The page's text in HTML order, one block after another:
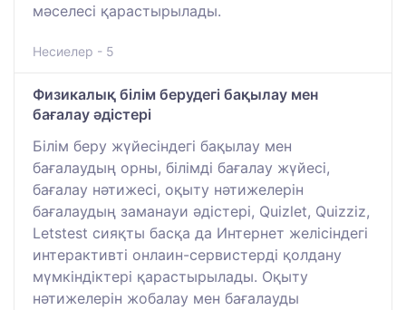
мәселесі қарастырылады.
Несиелер - 5
Физикалық білім берудегі бақылау мен
бағалау әдістері
Білім беру жүйесіндегі бақылау мен
бағалаудың орны, білімді бағалау жүйесі,
бағалау нәтижесі, оқыту нәтижелерін
бағалаудың заманауи әдістері, Quizlet, Quizziz,
Letstest сияқты басқа да Интернет желісіндегі
интерактивті онлаин-сервистерді қолдану
мүмкіндіктері қарастырылады. Оқыту
нәтижелерін жобалау мен бағалауды